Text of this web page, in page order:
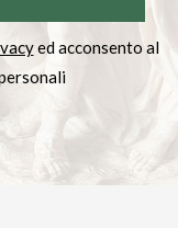
ed acconsento al